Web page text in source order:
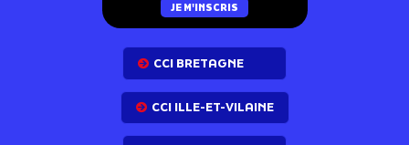
JE M'INSCRIS
CCI BRETAGNE
CCI ILLE-ET-VILAINE